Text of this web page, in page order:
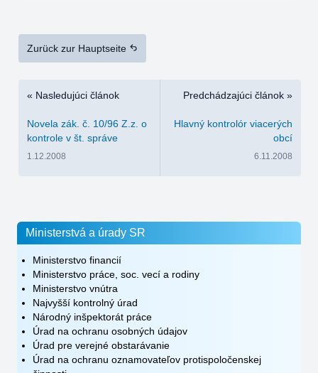
Ministerstvá a úrady SR
Ministerstvo financií
Ministerstvo práce, soc. vecí a rodiny
Ministerstvo vnútra
Najvyšší kontrolný úrad
Národný inšpektorát práce
Úrad na ochranu osobných údajov
Úrad pre verejné obstarávanie
Úrad na ochranu oznamovateľov protispoločenskej
Zurück zur Hauptseite
« Nasledujúci článok
Novela zák. č. 10/96 Z.z. o
kontrole v št. správe
1.12.2008
Predchádzajúci článok »
Hlavný kontrolór viacerých
obcí
6.11.2008